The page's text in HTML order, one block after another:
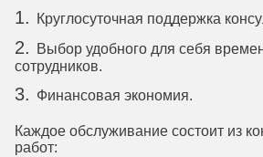
Круглосуточная поддержка
Выбор удобного для себя
сотрудников.
Финансовая экономия.
Каждое обслуживание состоит из
работ: